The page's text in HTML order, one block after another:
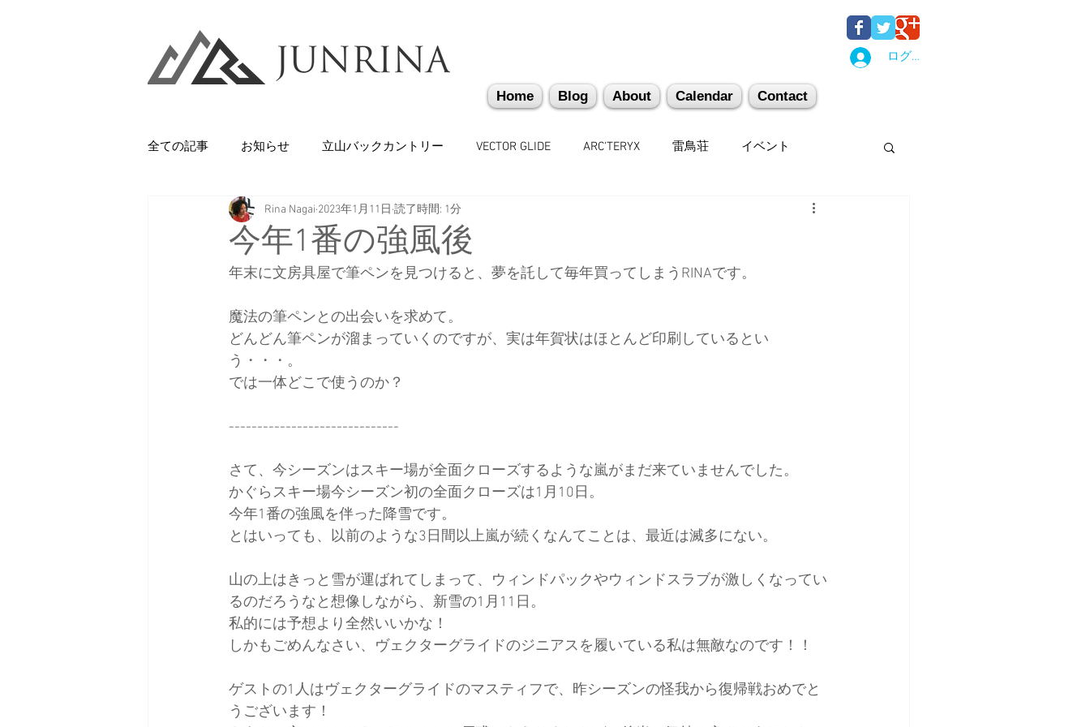
ログイン
Home Blog About Calendar Contact
全ての記事 お知らせ 立山バックカントリー VECTOR GLIDE ARC'TERYX 雷鳥荘 イベント
Backcountry 八甲田山 かぐらバックカントリー
石井スポーツ 休日 美味しいもの バックカントリーギア 山道具 勉強会 机上講習
剱岳・立山連峰 西上州の山々 日本雪崩ネットワーク 雪崩業務従事者 かぐらスキー場
今年1番の強風後
Rina Nagai 2023年1月11日 読了時間: 1分
年末に文房具屋で筆ペンを見つけると、夢を託して毎年買ってしまうRINAです。
魔法の筆ペンとの出会いを求めて。
どんどん筆ペンが溜まっていくのですが、実は年賀状はほとんど印刷しているとい
う・・・。
では一体どこで使うのか？
------------------------------
さて、今シーズンはスキー場が全面クローズするような嵐がまだ来ていませんでした。
かぐらスキー場今シーズン初の全面クローズは1月10日。
今年1番の強風を伴った降雪です。
とはいっても、以前のような3日間以上嵐が続くなんてことは、最近は滅多にない。
山の上はきっと雪が運ばれてしまって、ウィンドパックやウィンドスラブが激しくなってい
るのだろうなと想像しながら、新雪の1月11日。
私的には予想より全然いいかな！
しかもごめんなさい、ヴェクターグライドのジニアスを履いている私は無敵なのです！！
ゲストの1人はヴェクターグライドのマスティフで、昨シーズンの怪我から復帰戦おめでと
うございます！